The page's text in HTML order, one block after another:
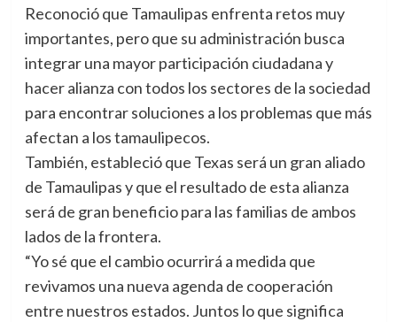
Reconoció que Tamaulipas enfrenta retos muy
importantes, pero que su administración busca
integrar una mayor participación ciudadana y
hacer alianza con todos los sectores de la sociedad
para encontrar soluciones a los problemas que más
afectan a los tamaulipecos.
También, estableció que Texas será un gran aliado
de Tamaulipas y que el resultado de esta alianza
será de gran beneficio para las familias de ambos
lados de la frontera.
“Yo sé que el cambio ocurrirá a medida que
revivamos una nueva agenda de cooperación
entre nuestros estados. Juntos lo que significa